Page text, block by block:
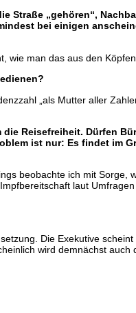
„gehören“,
bei einigen
wie man das aus den
„als Mutter aller
Reisefreiheit. Dürfen
ist nur: Es findet im
beobachte ich mit Sorge,
laut
Die Exekutive
wird demnächst